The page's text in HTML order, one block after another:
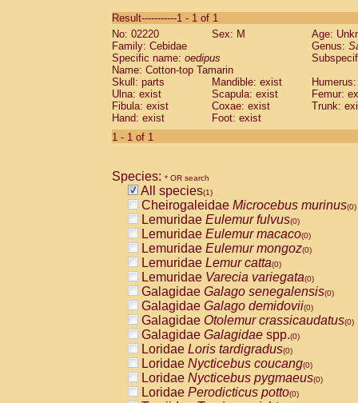
CebidaeSaguinus labiatus(0)
Cebidae Saguinus leucopus (0)
Cebidae
CebidaeSaguinus mystax
Cebidae Saguinus nigricollis (0)
Cebidae Saguinus oedipus
Cebidae Saguinus weddelli
Cebidae Saguinusspp.
Cebidae
CebidaeCebus capucinus
CebidaeCebus nigrivittatus
CebidaeCebus spp.(0)
CebidaeSaimiri boliviensis(0)
CebidaeSaimiri sciureus(0)
AtelidaeAlouatta caraya(0)
AtelidaeAlouatta fusca(0)
AtelidaeAlouatta seniculus(0)
AtelidaeAlouattaspp.(0)
AtelidaeAteles belzebuth(0)
AtelidaeAteles geoffroyi(0)
AtelidaeAteles paniscus(0)
AtelidaeAtelesspp.(0)
AtelidaeLagothrix lagothricha(0)
AtelidaeLagothrix lagothricha cana
PitheciidaeCacajao calvus
Result-----------1 - 1 of 1
No: 02220
Sex: M
Age:
Family: Cebidae
Genus:
Specific name: oedipus
Name: Cotton-top Tamarin
Skull: parts
Mandible: exist
Ulna: exist
Scapula: exist
Femur:
Fibula: exist
Coxae: exist
Trunk:
Hand: exist
Foot: exist
1 - 1 of 1
Species: * OR search
All species(1)
Cheirogaleidae Microcebus murinus(0)
Lemuridae Eulemur fulvus(0)
Lemuridae Eulemur macaco(0)
Lemuridae Eulemur mongoz(0)
Lemuridae Lemur catta(0)
Lemuridae Varecia variegata(0)
Galagidae Galago senegalensis(0)
Galagidae Galago demidovii(0)
Galagidae Otolemur crassicaudatus(0)
Galagidae Galagidae spp.(0)
Loridae Loris tardigradus(0)
Loridae Nycticebus coucang(0)
Loridae Nycticebus pygmaeus(0)
Loridae Perodicticus potto(0)